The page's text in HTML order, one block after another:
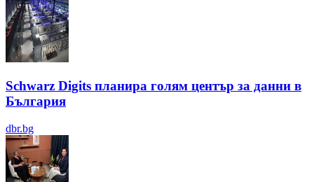
Schwarz Digits планира голям център за данни в
България
dbr.bg